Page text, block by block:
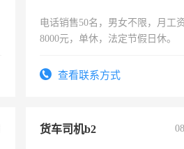
电话销售50名，男女不限，月工
8000元，单休，法定节假日休。
查看联系方式
货车司机b2